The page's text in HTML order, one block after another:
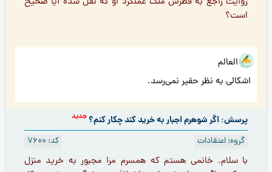
است؟
هو العالم
اشکالی به نظر حقیر نمی‌رسد.
پرسش: اگر شوهرم اجبار به خرید کند چکار کنم؟جدید
کد: 7600 گروه: اعتقادات
با سلام. خانمی هستم که همسرم مرا مجبور به خرید منزل